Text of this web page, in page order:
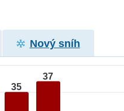
Nový sníh
35
37